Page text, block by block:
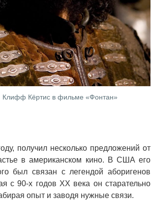
Клифф Кёртис в фильме «Фонтан»
получил несколько предложений от
в американском кино. В США его
был связан с легендой аборигенов
с 90-х годов XX века он старательно
опыт и заводя нужные связи.